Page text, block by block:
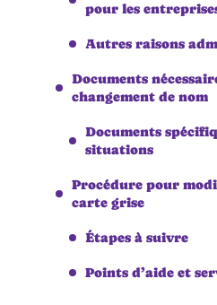
pour les
Autres raisons
Documents
changement de nom
Documents
situations
Procédure pour
carte grise
Étapes à suivre
Points d’aide et